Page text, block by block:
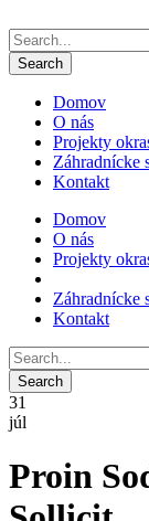
Domov
O nás
Projekty
Záhradnícke
Kontakt
Domov
O nás
Projekty
Záhradnícke
Kontakt
31
júl
Proin